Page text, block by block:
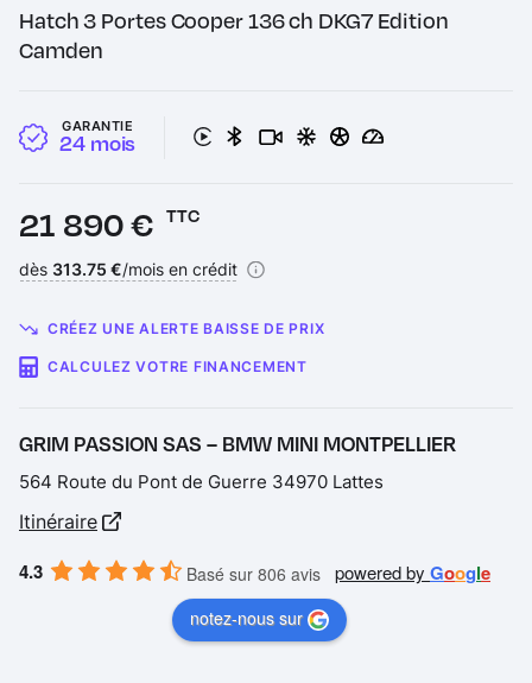
Hatch 3 Portes Cooper 136 ch DKG7 Edition
Camden
GARANTIE
24 mois
Prix :
21 890 € TTC
Financement :
dès 313.75 €/mois en crédit
CRÉEZ UNE ALERTE BAISSE DE PRIX
CALCULEZ VOTRE FINANCEMENT
GRIM PASSION SAS – BMW MINI MONTPELLIER
564 Route du Pont de Guerre 34970 Lattes
Itinéraire
4.3 Basé sur 806 avis powered by Google
notez-nous sur